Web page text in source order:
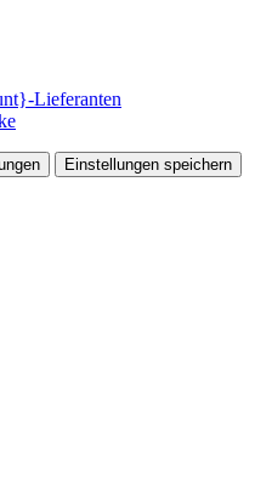
Lieferanten
Einstellungen speichern